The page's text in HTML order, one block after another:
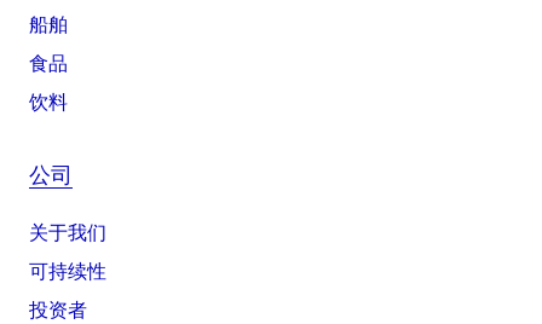
船舶
食品
饮料
公司
关于我们
可持续性
投资者